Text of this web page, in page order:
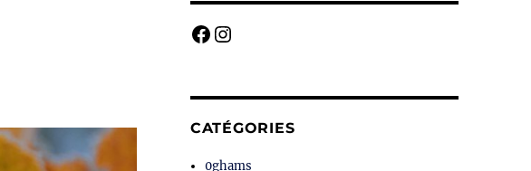
Facebook
Instagram
CATÉGORIES
0ghams